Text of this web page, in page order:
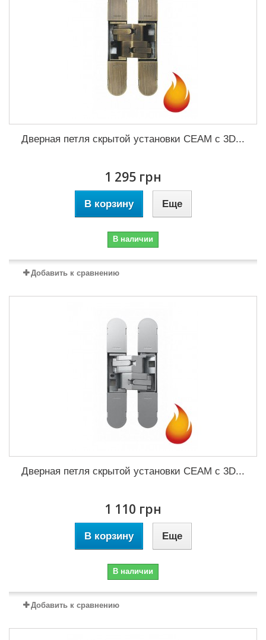
Дверная петля скрытой установки CEAM с 3D...
1 295 грн
В корзину Еще
В наличии
Добавить к сравнению
Дверная петля скрытой установки CEAM с 3D...
1 110 грн
В корзину Еще
В наличии
Добавить к сравнению